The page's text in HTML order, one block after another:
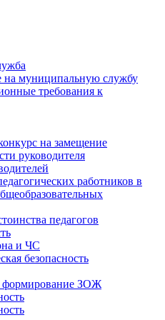
на муниципальную службу
требования к
на замещение
руководителя
работников в
педагогов
и ЧС
безопасность
формирование ЗОЖ